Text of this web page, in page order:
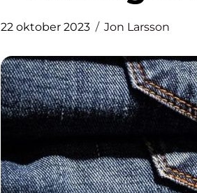
22 oktober 2023 Jon Larsson